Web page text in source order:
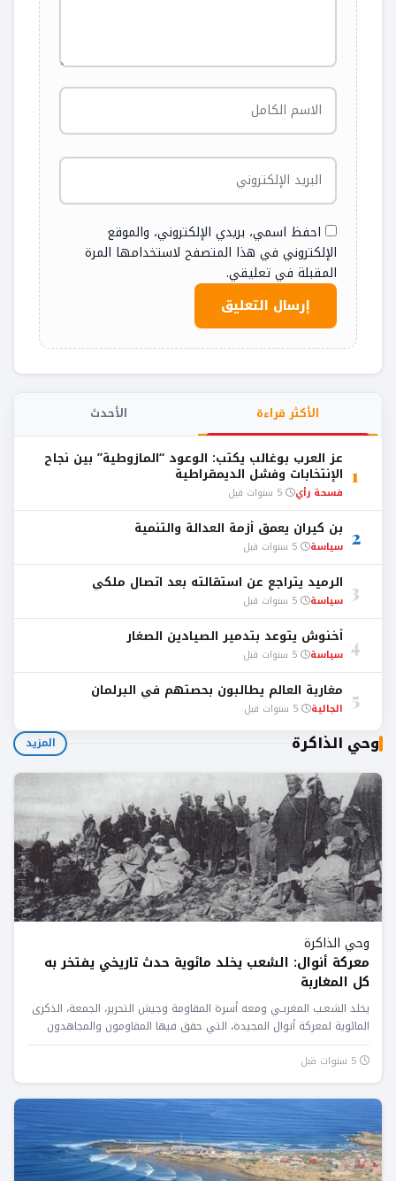
احفظ اسمي، بريدي الإلكتروني، والموقع
الإلكتروني في هذا المتصفح لاستخدامها المرة
المقبلة في تعليقي.
الأكثر قراءة الأحدث
1
عز العرب بوغالب يكتب: الوعود “المازوطية” بين نجاح
الإنتخابات وفشل الديمقراطية
فسحة رأي
2 بن كيران يعمق أزمة العدالة والتنمية
سياسة
3 الرميد يتراجع عن استقالته بعد اتصال ملكي
سياسة
4 أخنوش يتوعد بتدمير الصيادين الصغار
سياسة
5 مغاربة العالم يطالبون بحصتهم في البرلمان
الجالية
وحي الذاكرة المزيد
وحي الذاكرة
معركة أنوال: الشعب يخلد مائوية حدث تاريخي يفتخر به
كل المغاربة
يخلد الشعـب المغربـي ومعه أسرة المقاومة وجيش التحرير، الجمعة، الذكرى
المائوية لمعركة أنوال المجيدة، التي حقق فيها المقاومون والمجاهدون
المغاربة...